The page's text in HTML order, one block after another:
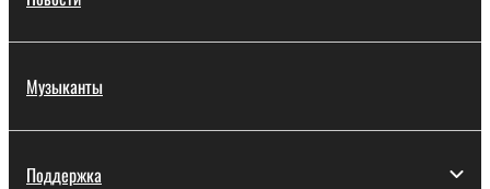
Музыканты
Поддержка